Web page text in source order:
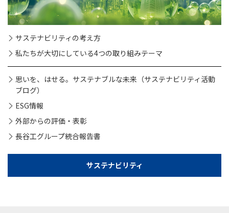
サステナビリティの考え方
私たちが大切にしている4つの取り組みテーマ
思いを、はせる。サステナブルな未来（サステナビリティ活動
ブログ）
ESG情報
外部からの評価・表彰
長谷工グループ統合報告書
サステナビリティ